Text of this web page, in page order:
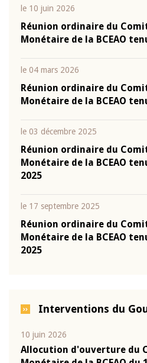
le 10 juin 2026
Réunion ordinaire du
Monétaire de la BCEAO
le 04 mars 2026
Réunion ordinaire du
Monétaire de la BCEAO
le 03 décembre 2025
Réunion ordinaire du
Monétaire de la BCEAO
2025
le 17 septembre 2025
Réunion ordinaire du
Monétaire de la BCEAO
2025
Interventions du
10 juin 2026
Allocution d'ouverture du